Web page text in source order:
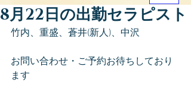
8月22日の出勤セラピスト
竹内、重盛、蒼井(新人)、中沢
お問い合わせ・ご予約お待ちしており
ます